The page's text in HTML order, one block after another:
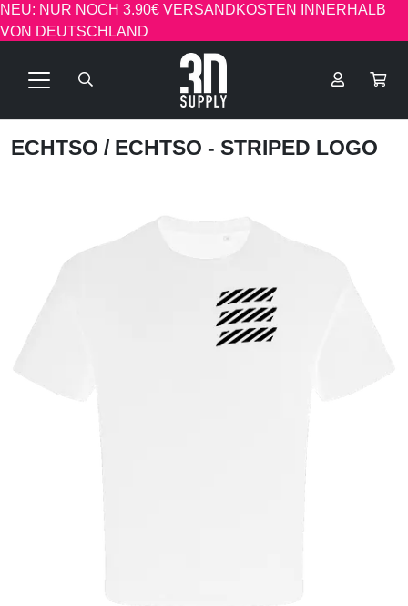
NEU: NUR NOCH 3.90€ VERSANDKOSTEN INNERHALB
VON DEUTSCHLAND
ECHTSO / ECHTSO - STRIPED LOGO